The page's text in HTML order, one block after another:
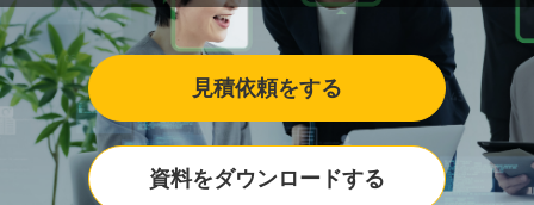
見積依頼をする
資料をダウンロードする